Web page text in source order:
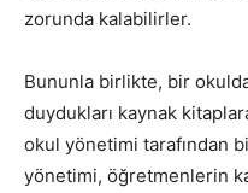
zorunda kalabilirler.
Bununla birlikte, bir
duydukları kaynak
okul yönetimi tarafından
yönetimi, öğretmenlerin